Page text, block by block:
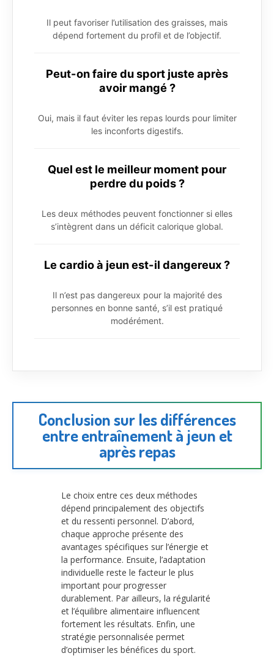
Il peut favoriser l’utilisation des graisses, mais
dépend fortement du profil et de l’objectif.
Peut-on faire du sport juste après
avoir mangé ?
Oui, mais il faut éviter les repas lourds pour limiter
les inconforts digestifs.
Quel est le meilleur moment pour
perdre du poids ?
Les deux méthodes peuvent fonctionner si elles
s’intègrent dans un déficit calorique global.
Le cardio à jeun est-il dangereux ?
Il n’est pas dangereux pour la majorité des
personnes en bonne santé, s’il est pratiqué
modérément.
Conclusion sur les différences
entre entraînement à jeun et
après repas
Le choix entre ces deux méthodes
dépend principalement des objectifs
et du ressenti personnel. D’abord,
chaque approche présente des
avantages spécifiques sur l’énergie et
la performance. Ensuite, l’adaptation
individuelle reste le facteur le plus
important pour progresser
durablement. Par ailleurs, la régularité
et l’équilibre alimentaire influencent
fortement les résultats. Enfin, une
stratégie personnalisée permet
d’optimiser les bénéfices du sport.